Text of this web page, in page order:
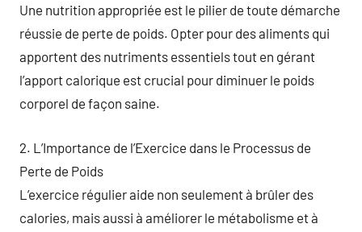
Une nutrition appropriée est le pilier de toute démarche
réussie de perte de poids. Opter pour des aliments qui
apportent des nutriments essentiels tout en gérant
l’apport calorique est crucial pour diminuer le poids
corporel de façon saine.
2. L’Importance de l’Exercice dans le Processus de
Perte de Poids
L’exercice régulier aide non seulement à brûler des
calories, mais aussi à améliorer le métabolisme et à